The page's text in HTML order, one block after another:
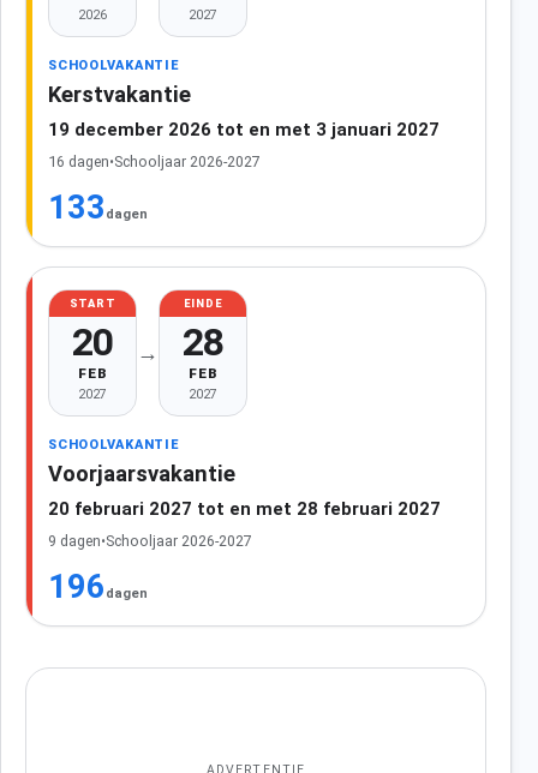
2026 2027
SCHOOLVAKANTIE
Kerstvakantie
19 december 2026 tot en met 3 januari 2027
16 dagen•Schooljaar 2026-2027
133 dagen
START
20
FEB
2027
→
EINDE
28
FEB
2027
SCHOOLVAKANTIE
Voorjaarsvakantie
20 februari 2027 tot en met 28 februari 2027
9 dagen•Schooljaar 2026-2027
196 dagen